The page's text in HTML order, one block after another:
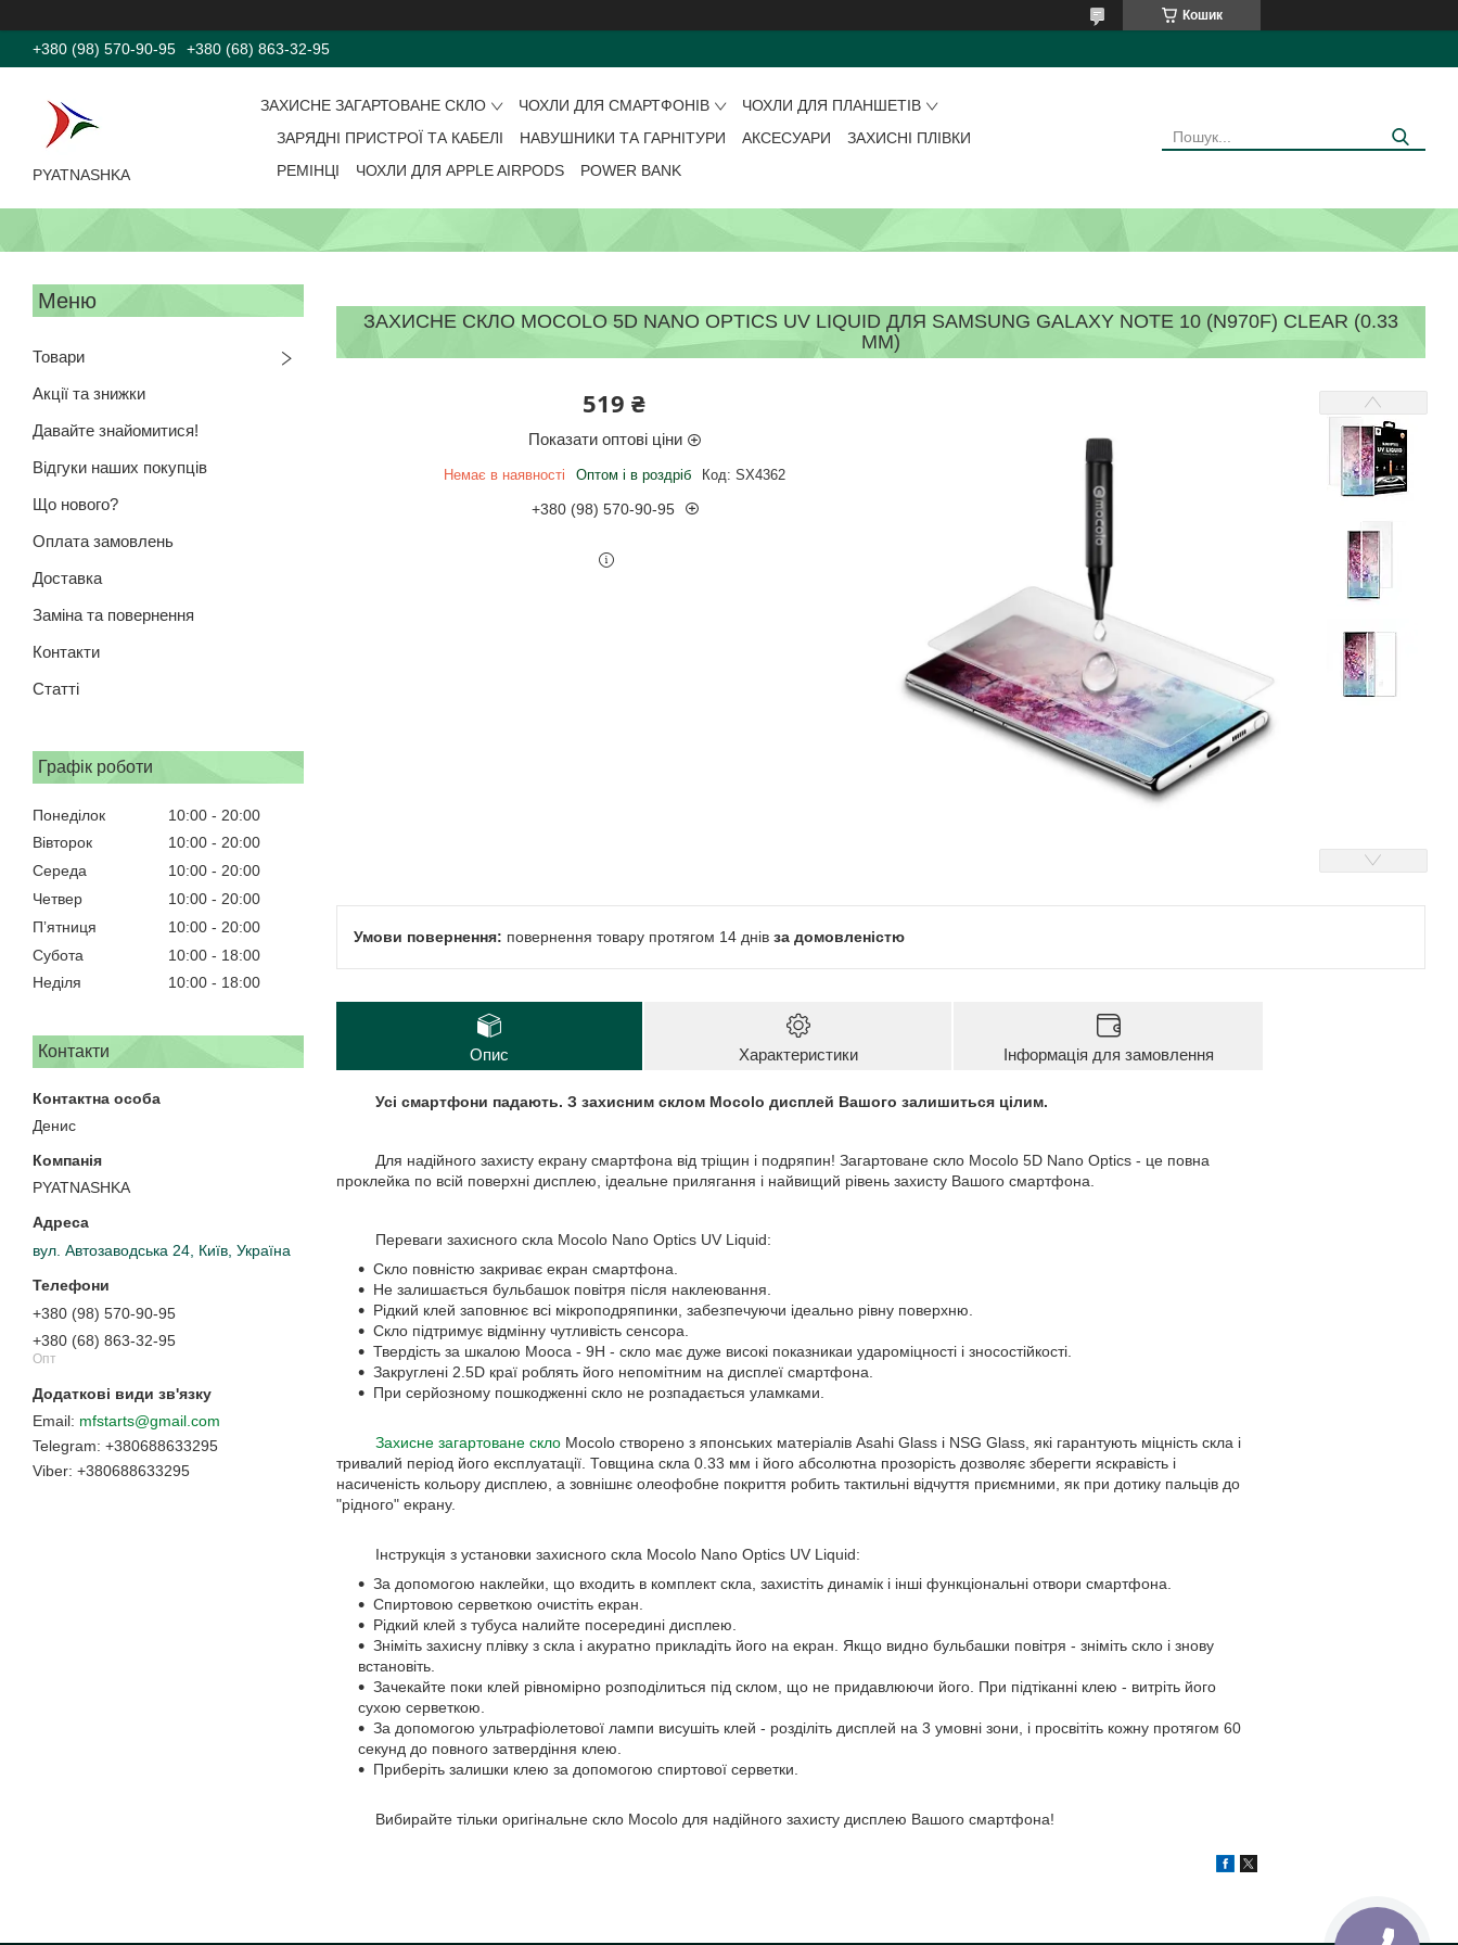
Кошик
+380 (98) 570-90-95 +380 (68) 863-32-95
PYATNASHKA
ЗАХИСНЕ ЗАГАРТОВАНЕ СКЛО ЧОХЛИ ДЛЯ СМАРТФОНІВ
ЧОХЛИ ДЛЯ ПЛАНШЕТІВ
ЗАРЯДНІ ПРИСТРОЇ ТА КАБЕЛІ
НАВУШНИКИ ТА ГАРНІТУРИ АКСЕСУАРИ
ЗАХИСНІ ПЛІВКИ
РЕМІНЦІ
ЧОХЛИ ДЛЯ APPLE AIRPODS POWER BANK
Товари
Акції та знижки
Давайте знайомитися!
Відгуки наших покупців
Що нового?
Оплата замовлень
Доставка
Заміна та повернення
Контакти
Статті
Графік роботи
Понеділок 10:00
20:00
Вівторок
10:00
20:00
Середа
10:00
20:00
Четвер
10:00
20:00
Пʼятниця
10:00
20:00
Субота
10:00
18:00
Неділя
10:00 18:00
Контакти
Денис
PYATNASHKA
вул. Автозаводська 24, Київ, Україна
+380 (98) 570-90-95
+380 (68) 863-32-95
Опт
mfstarts@gmail.com
+380688633295
+380688633295
ЗАХИСНЕ СКЛО MOCOLO 5D NANO OPTICS UV LIQUID ДЛЯ SAMSUNG GALAXY NOTE 10 (N970F) CLEAR (0.33
ММ)
519 ₴
Показати оптові ціни
Немає в наявності Оптом і в роздріб Код: SX4362
+380 (98) 570-90-95
повернення товару протягом 14 днів за домовленістю
Опис Характеристики Інформація для замовлення
Усі смартфони падають. З захисним склом Mocolo дисплей Вашого залишиться цілим.
Для надійного захисту екрану смартфона від тріщин і подряпин! Загартоване скло Mocolo 5D Nano Optics - це повна
проклейка по всій поверхні дисплею, ідеальне прилягання і найвищий рівень захисту Вашого смартфона.
Переваги захисного скла Mocolo Nano Optics UV Liquid:
Скло повністю закриває екран смартфона.
Не залишається бульбашок повітря після наклеювання.
Рідкий клей заповнює всі мікроподряпинки, забезпечуючи ідеально рівну поверхню.
Скло підтримує відмінну чутливість сенсора.
Твердість за шкалою Мооса - 9Н - скло має дуже високі показникаи удароміцності і зносостійкості.
Закруглені 2.5D краї роблять його непомітним на дисплеї смартфона.
При серйозному пошкодженні скло не розпадається уламками.
Захисне загартоване скло Mocolo створено з японських матеріалів Asahi Glass і NSG Glass, які гарантують міцність скла і
тривалий період його експлуатації. Товщина скла 0.33 мм і його абсолютна прозорість дозволяє зберегти яскравість і
насиченість кольору дисплею, а зовнішнє олеофобне покриття робить тактильні відчуття приємними, як при дотику пальців до
"рідного" екрану.
Інструкція з установки захисного скла Mocolo Nano Optics UV Liquid:
За допомогою наклейки, що входить в комплект скла, захистіть динамік і інші функціональні отвори смартфона.
Спиртовою серветкою очистіть екран.
Рідкий клей з тубуса налийте посередині дисплею.
Зніміть захисну плівку з скла і акуратно прикладіть його на екран. Якщо видно бульбашки повітря - зніміть скло і знову
встановіть.
Зачекайте поки клей рівномірно розподілиться під склом, що не придавлюючи його. При підтіканні клею - витріть його
сухою серветкою.
За допомогою ультрафіолетової лампи висушіть клей - розділіть дисплей на 3 умовні зони, і просвітіть кожну протягом 60
секунд до повного затвердіння клею.
Приберіть залишки клею за допомогою спиртової серветки.
Вибирайте тільки оригінальне скло Mocolo для надійного захисту дисплею Вашого смартфона!